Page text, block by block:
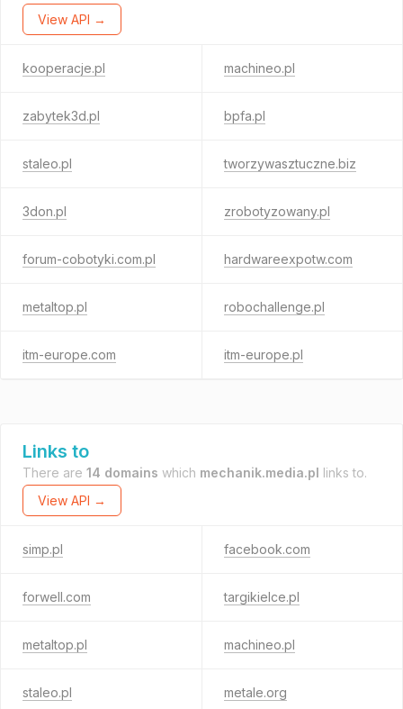
View API →
kooperacje.pl machineo.pl
zabytek3d.pl bpfa.pl
staleo.pl tworzywasztuczne.biz
3don.pl zrobotyzowany.pl
forum-cobotyki.com.pl hardwareexpotw.com
metaltop.pl robochallenge.pl
itm-europe.com itm-europe.pl
Links to
There are 14 domains which mechanik.media.pl links to.
View API →
simp.pl facebook.com
forwell.com targikielce.pl
metaltop.pl machineo.pl
staleo.pl metale.org